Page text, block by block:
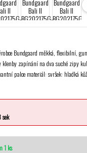
Bundgaard měkká, flexibilní,
klenby zapínání na dva suché zipy
palce materiál: svršek: hladká
sek
1 ks